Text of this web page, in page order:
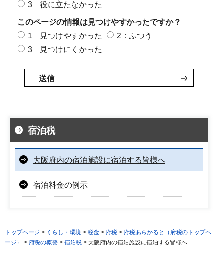
3：役に立たなかった
このページの情報は見つけやすかったですか？
1：見つけやすかった
2：ふつう
3：見つけにくかった
宿泊税
大阪府内の宿泊施設に宿泊する皆様へ
宿泊料金の例示
トップページ > くらし・環境 > 税金 > 府税 > 府税あらかると（府税のトップペ
ージ）
> 府税の概要 > 宿泊税 > 大阪府内の宿泊施設に宿泊する皆様へ